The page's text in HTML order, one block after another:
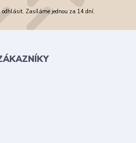
odhlásit. Zasíláme jednou za 14 dní.